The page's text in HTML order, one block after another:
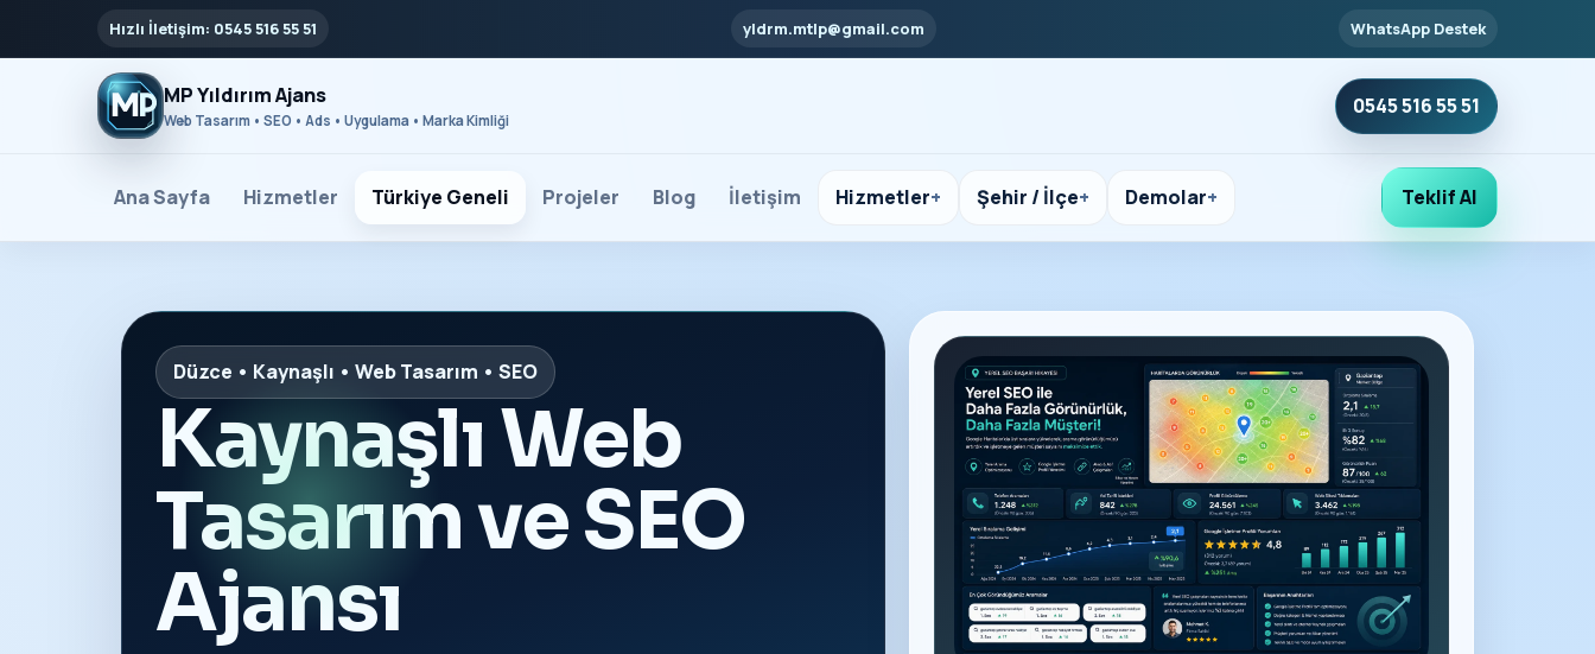
Hızlı İletişim: 0545 516 55 51 yldrm.mtlp@gmail.com WhatsApp Destek
MP Yıldırım Ajans
Web Tasarım • SEO • Ads • Uygulama • Marka Kimliği
0545 516 55 51
Ana Sayfa Hizmetler Türkiye Geneli Projeler Blog İletişim Hizmetler Şehir / İlçe Demolar Teklif Al
Düzce • Kaynaşlı • Web Tasarım • SEO
Kaynaşlı Web
Tasarım ve SEO
Ajansı